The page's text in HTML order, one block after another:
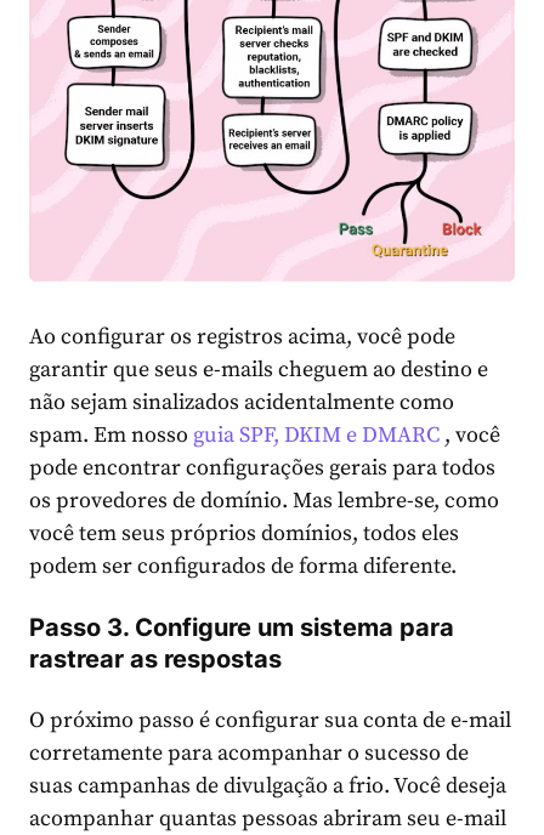
Ao configurar os registros acima, você pode
garantir que seus e-mails cheguem ao destino e
não sejam sinalizados acidentalmente como
spam. Em nosso guia SPF, DKIM e DMARC , você
pode encontrar configurações gerais para todos
os provedores de domínio. Mas lembre-se, como
você tem seus próprios domínios, todos eles
podem ser configurados de forma diferente.
Passo 3. Configure um sistema para
rastrear as respostas
O próximo passo é configurar sua conta de e-mail
corretamente para acompanhar o sucesso de
suas campanhas de divulgação a frio. Você deseja
acompanhar quantas pessoas abriram seu e-mail